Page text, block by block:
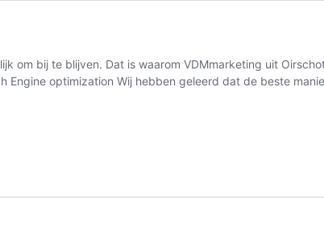
om bij te blijven. Dat is waarom VDMmarketing uit
Engine optimization Wij hebben geleerd dat de beste